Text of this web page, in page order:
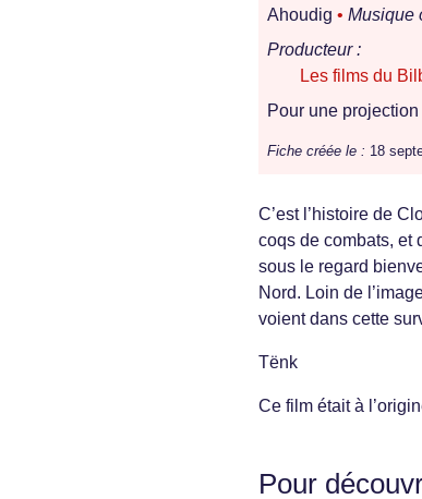
Ahoudig • Musique
Producteur :
Les films du
Pour une
Fiche créée le : 18
C’est l’histoire de
coqs de combats, et
sous le regard
Nord. Loin de
voient dans cette
Tënk
Ce film était à
Pour